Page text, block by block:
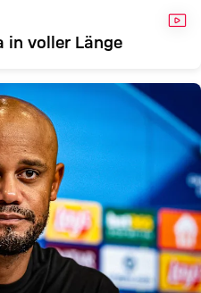
in voller Länge